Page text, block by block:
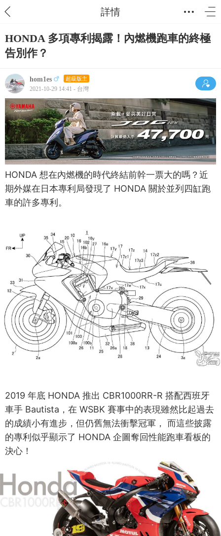
詳情
HONDA 多項專利揭露！內燃機跑車的終極
告別作？
hom1es 超級版主
2021-10-29 14:41 - 台灣
HONDA 想在內燃機的時代終結前幹一票大的嗎？近
期外媒在日本專利局發現了 HONDA 關於並列四缸跑
車的許多專利。
2019 年底 HONDA 推出 CBR1000RR-R 搭配西班牙
車手 Bautista，在 WSBK 賽事中的表現雖然比起過去
的成績小有進步，但仍舊無法衝擊冠軍， 而這些披露
的專利似乎顯示了 HONDA 企圖奪回性能跑車看板的
決心！